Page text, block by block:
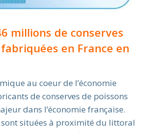
millions de conserves
en France en
au coeur de l’économie
de conserves de poissons
dans l’économie française.
sont situées à proximité du littoral